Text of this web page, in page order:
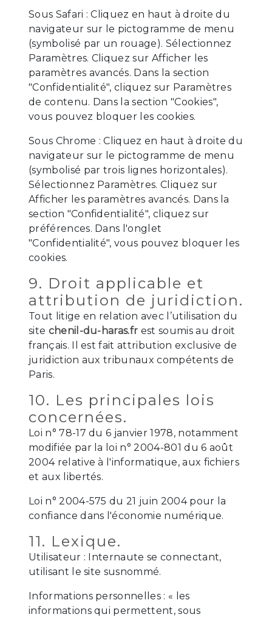
Sous Safari : Cliquez en haut à droite du
navigateur sur le pictogramme de menu
(symbolisé par un rouage). Sélectionnez
Paramètres. Cliquez sur Afficher les
paramètres avancés. Dans la section
"Confidentialité", cliquez sur Paramètres
de contenu. Dans la section "Cookies",
vous pouvez bloquer les cookies.
Sous Chrome : Cliquez en haut à droite du
navigateur sur le pictogramme de menu
(symbolisé par trois lignes horizontales).
Sélectionnez Paramètres. Cliquez sur
Afficher les paramètres avancés. Dans la
section "Confidentialité", cliquez sur
préférences. Dans l'onglet
"Confidentialité", vous pouvez bloquer les
cookies.
9. Droit applicable et
attribution de juridiction.
Tout litige en relation avec l’utilisation du
site chenil-du-haras.fr est soumis au droit
français. Il est fait attribution exclusive de
juridiction aux tribunaux compétents de
Paris.
10. Les principales lois
concernées.
Loi n° 78-17 du 6 janvier 1978, notamment
modifiée par la loi n° 2004-801 du 6 août
2004 relative à l'informatique, aux fichiers
et aux libertés.
Loi n° 2004-575 du 21 juin 2004 pour la
confiance dans l'économie numérique.
11. Lexique.
Utilisateur : Internaute se connectant,
utilisant le site susnommé.
Informations personnelles : « les
informations qui permettent, sous